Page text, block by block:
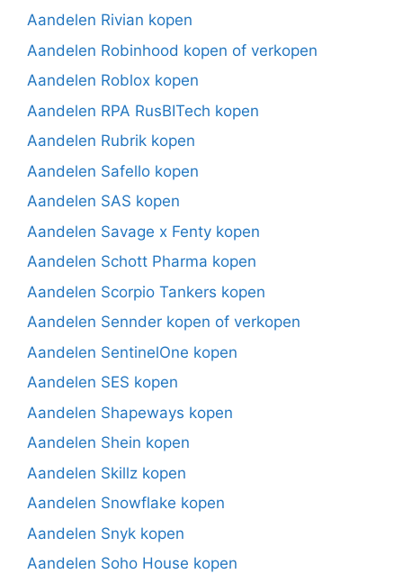
Aandelen Rivian kopen
Aandelen Robinhood kopen of verkopen
Aandelen Roblox kopen
Aandelen RPA RusBITech kopen
Aandelen Rubrik kopen
Aandelen Safello kopen
Aandelen SAS kopen
Aandelen Savage x Fenty kopen
Aandelen Schott Pharma kopen
Aandelen Scorpio Tankers kopen
Aandelen Sennder kopen of verkopen
Aandelen SentinelOne kopen
Aandelen SES kopen
Aandelen Shapeways kopen
Aandelen Shein kopen
Aandelen Skillz kopen
Aandelen Snowflake kopen
Aandelen Snyk kopen
Aandelen Soho House kopen